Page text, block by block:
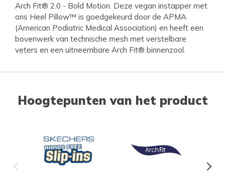
Arch Fit® 2.0 - Bold Motion. Deze vegan instapper met
ons Heel Pillow™ is goedgekeurd door de APMA
(American Podiatric Medical Association) en heeft een
bovenwerk van technische mesh met verstelbare
veters en een uitneembare Arch Fit® binnenzool.
Hoogtepunten van het product